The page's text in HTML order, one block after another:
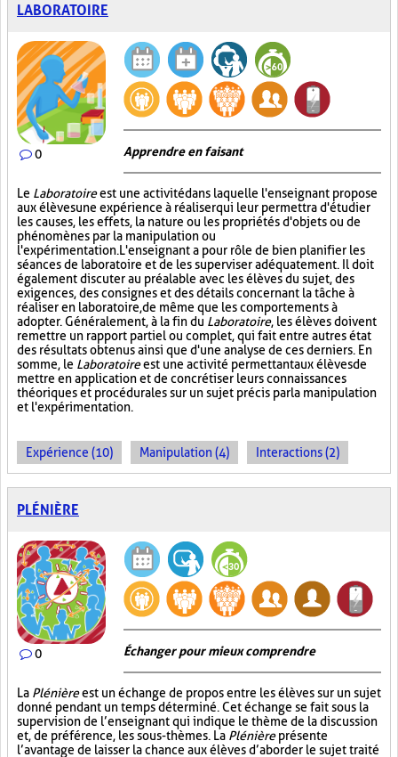
LABORATOIRE
0 Apprendre en faisant
Le Laboratoireest une activité dans laquelle l'enseignant propose
aux élèves une expérience à réaliser qui leur permettra d'étudier
les causes, les effets, la nature ou les propriétés d'objets ou de
phénomènes par la manipulation ou
l'expérimentation. L'enseignant a pour rôle de bien planifier les
séances de laboratoire et de les superviser adéquatement. Il doit
également discuter au préalable avec les élèves du sujet, des
exigences, des consignes et des détails concernant la tâche à
réaliser en laboratoire, de même que les comportements à
adopter. Généralement, à la fin du Laboratoire, les élèves doivent
remettre un rapport partiel ou complet, qui fait entre autres état
des résultats obtenus ainsi que d'une analyse de ces derniers. En
somme, le Laboratoireest une activité permettant aux élèves de
mettre en application et de concrétiser leurs connaissances
théoriques et procédurales sur un sujet précis par la manipulation
et l'expérimentation.
Expérience (10) Manipulation (4) Interactions (2)
PLÉNIÈRE
0 Échanger pour mieux comprendre
La Plénièreest un échange de propos entre les élèves sur un sujet
donné pendant un temps déterminé. Cet échange se fait sous la
supervision de l’enseignant qui indique le thème de la discussion
et, de préférence, les sous-thèmes. La Plénièreprésente
l’avantage de laisser la chance aux élèves d’aborder le sujet traité